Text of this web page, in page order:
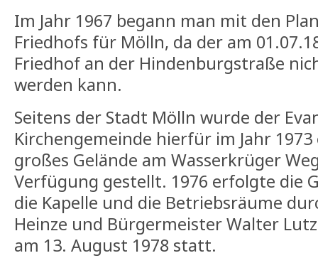
Im Jahr 1967 begann man mit den
Friedhofs für Mölln, da der am
Friedhof an der Hindenburgstraße
werden kann.
Seitens der Stadt Mölln wurde der
Kirchengemeinde hierfür im Jahr
großes Gelände am Wasserkrüger
Verfügung gestellt. 1976 erfolgte die
die Kapelle und die Betriebsräume
Heinze und Bürgermeister Walter
am 13. August 1978 statt.